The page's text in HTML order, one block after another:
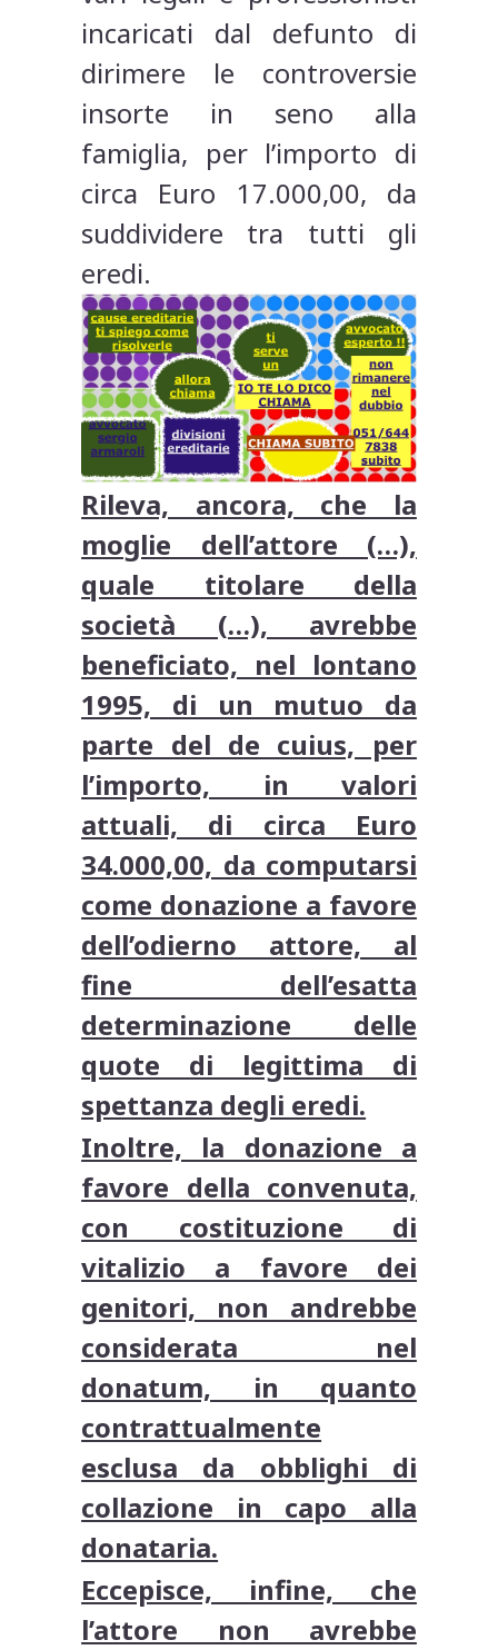
incaricati dal defunto di
dirimere le controversie
insorte in seno alla
famiglia, per l’importo di
circa Euro 17.000,00, da
suddividere tra tutti gli
eredi.
Rileva, ancora, che la
moglie dell’attore (…),
quale titolare della
società (…), avrebbe
beneficiato, nel lontano
1995, di un mutuo da
parte del de cuius, per
l’importo, in valori
attuali, di circa Euro
34.000,00, da computarsi
come donazione a favore
dell’odierno attore, al
fine dell’esatta
determinazione delle
quote di legittima di
spettanza degli eredi.
Inoltre, la donazione a
favore della convenuta,
con costituzione di
vitalizio a favore dei
genitori, non andrebbe
considerata nel
donatum, in quanto
contrattualmente
esclusa da obblighi di
collazione in capo alla
donataria.
Eccepisce, infine, che
l’attore non avrebbe